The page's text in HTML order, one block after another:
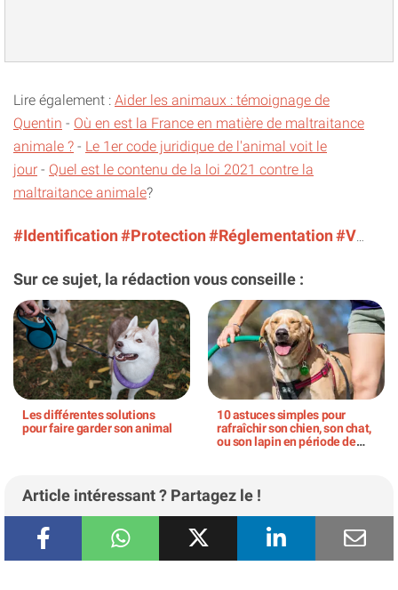
Lire également : Aider les animaux : témoignage de
Quentin - Où en est la France en matière de maltraitance
animale ? - Le 1er code juridique de l'animal voit le
jour - Quel est le contenu de la loi 2021 contre la
maltraitance animale?
#Identification#Protection#Réglementation#Vente
Sur ce sujet, la rédaction vous conseille :
Les différentes solutions
pour faire garder son animal
10 astuces simples pour
rafraîchir son chien, son chat,
ou son lapin en période de
Article intéressant ? Partagez le !